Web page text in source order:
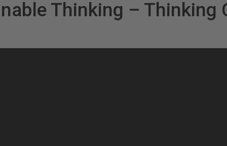
Thinking – Thinking